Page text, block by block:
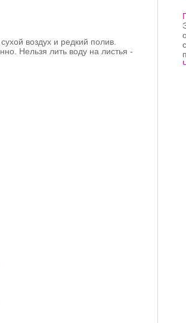
воздух и редкий полив.
Нельзя лить воду на листья -